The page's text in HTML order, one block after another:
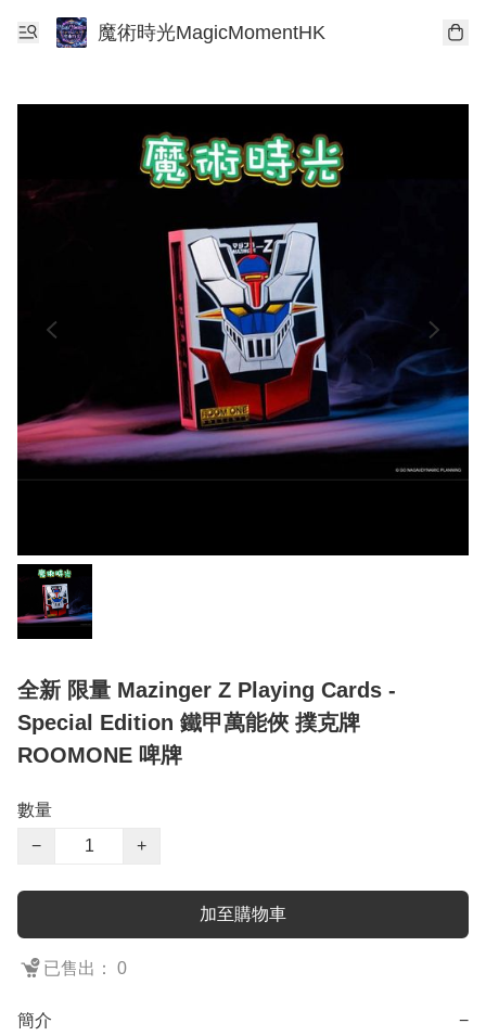
魔術時光MagicMomentHK
全新 限量 Mazinger Z Playing Cards -
Special Edition 鐵甲萬能俠 撲克牌
ROOMONE 啤牌
數量
−
+
加至購物車
已售出： 0
簡介 −